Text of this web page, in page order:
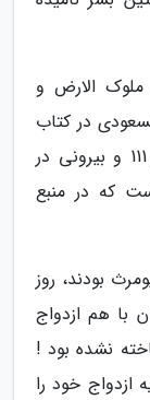
الارض و
و گفته های مسعودی در کتاب
مروج الذهب جلد دوم صفحه های 110 و 111 و بیرونی در
که در منبع
بودند، روز
با هم ازدواج
نشده بود !
ازدواج خود را